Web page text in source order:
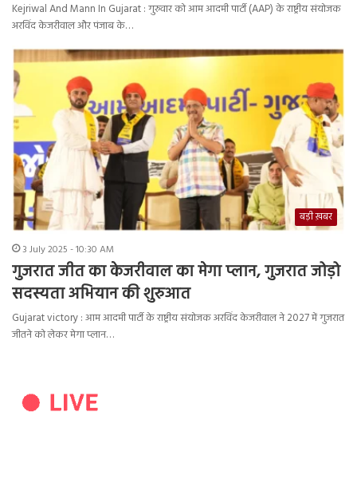
Kejriwal And Mann In Gujarat : गुरुवार को आम आदमी पार्टी (AAP) के राष्ट्रीय संयोजक
अरविंद केजरीवाल और पंजाब के…
बड़ी ख़बर
3 July 2025 - 10:30 AM
गुजरात जीत का केजरीवाल का मेगा प्लान, गुजरात जोड़ो
सदस्यता अभियान की शुरुआत
Gujarat victory : आम आदमी पार्टी के राष्ट्रीय संयोजक अरविंद केजरीवाल ने 2027 में गुजरात
जीतने को लेकर मेगा प्लान…